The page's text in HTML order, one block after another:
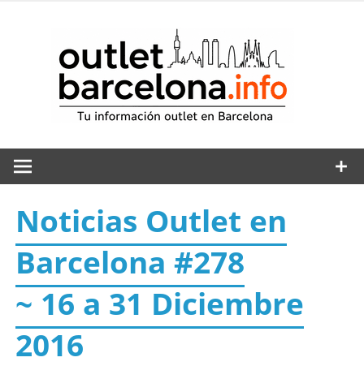
Noticias Outlet en
Barcelona #278
~ 16 a 31 Diciembre
2016